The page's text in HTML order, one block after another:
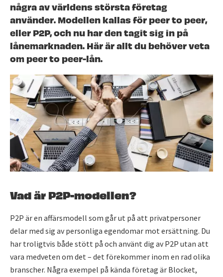
några av världens största företag
använder. Modellen kallas för peer to peer,
eller P2P, och nu har den tagit sig in på
lånemarknaden. Här är allt du behöver veta
om peer to peer-lån.
Vad är P2P-modellen?
P2P är en affärsmodell som går ut på att privatpersoner
delar med sig av personliga egendomar mot ersättning. Du
har troligtvis både stött på och använt dig av P2P utan att
vara medveten om det – det förekommer inom en rad olika
branscher. Några exempel på kända företag är Blocket,